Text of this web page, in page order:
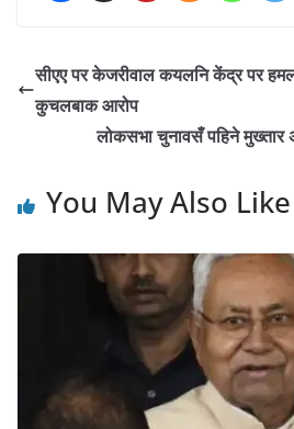
सीएए पर केजरीवाल कयलनि केंद्र पर
कुचलबाक आरोप
लोकसभा चुनावसँ पहिने मुख्तार
You May Also Like